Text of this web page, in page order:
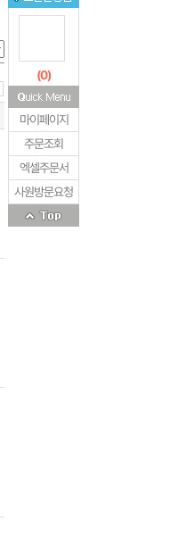
(0)
마이페이지
주문조회
엑셀주문서
사원방문요청